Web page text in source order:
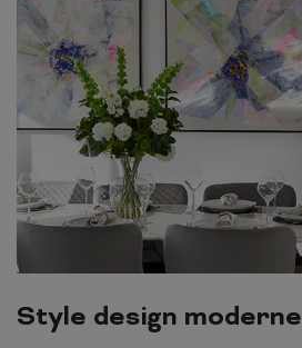
Style design moderne